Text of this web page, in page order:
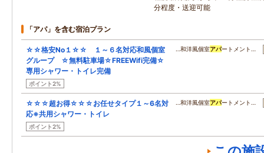
分程度・送迎可能
「アパ」を含む宿泊プラン
☆☆格安No１☆☆ １～６名対応和風個室
グループ ☆無料駐車場☆FREEWifi完備☆
専用シャワー・トイレ完備
ポイント2%
…和洋風個室アパートメント…
☆☆☆超お得☆☆☆お任せタイプ１～6名対
応※共用シャワー・トイレ
ポイント2%
…和洋風個室アパートメント…